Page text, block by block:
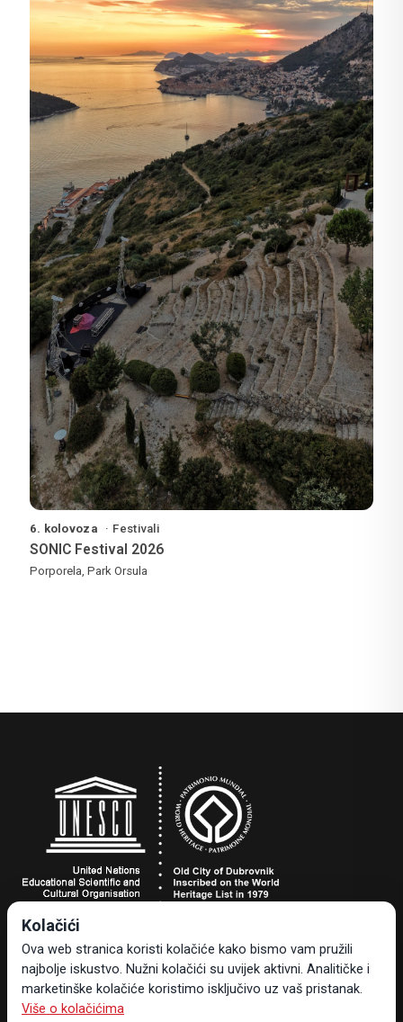
6. kolovoza Festivali
SONIC Festival 2026
Porporela, Park Orsula
Turistička zajednica grada Dubrovnika
Dr. Ante Starčevića 24, 20000 Dubrovnik, Hrvatska
Tel +385 20 323-887
info@tzdubrovnik.hr
Kolačići
Ova web stranica koristi kolačiće kako bismo vam pružili
najbolje iskustvo. Nužni kolačići su uvijek aktivni. Analitičke i
marketinške kolačiće koristimo isključivo uz vaš pristanak.
Više o kolačićima